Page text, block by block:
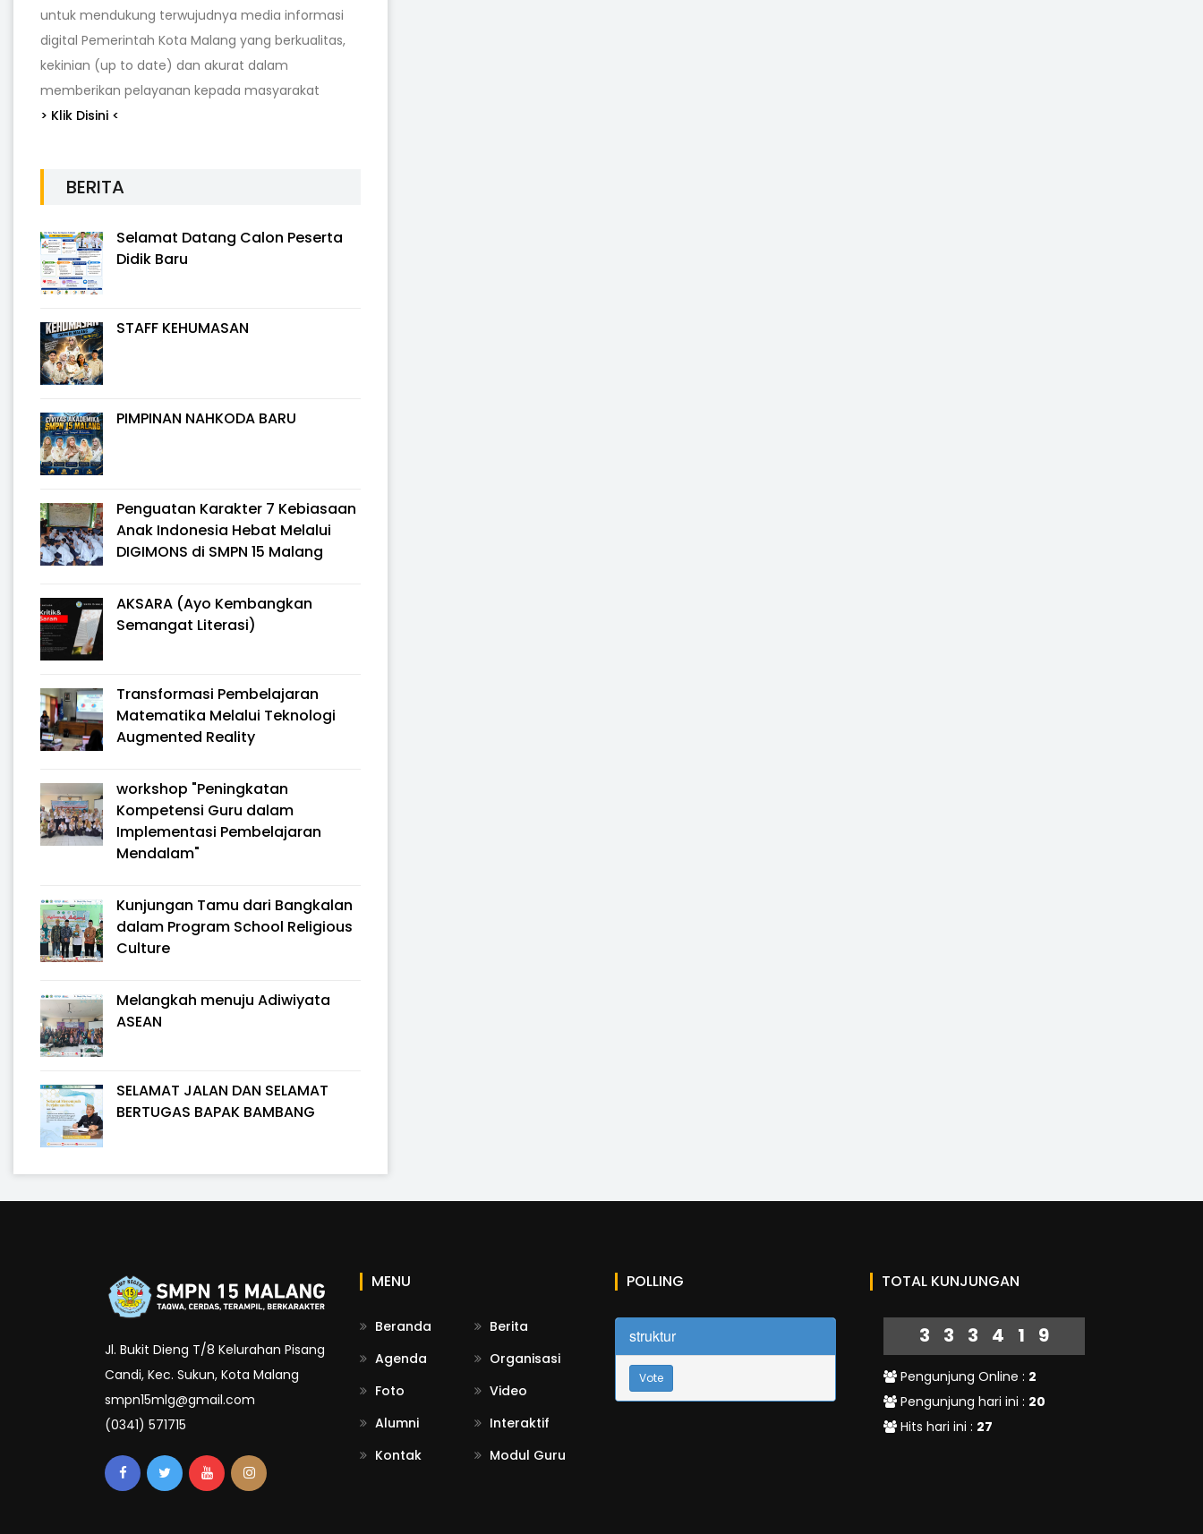
untuk mendukung terwujudnya media informasi
digital Pemerintah Kota Malang yang berkualitas,
kekinian (up to date) dan akurat dalam
memberikan pelayanan kepada masyarakat
> Klik Disini <
BERITA
Selamat Datang Calon Peserta
Didik Baru
STAFF KEHUMASAN
PIMPINAN NAHKODA BARU
Penguatan Karakter 7 Kebiasaan
Anak Indonesia Hebat Melalui
DIGIMONS di SMPN 15 Malang
AKSARA (Ayo Kembangkan
Semangat Literasi)
Transformasi Pembelajaran
Matematika Melalui Teknologi
Augmented Reality
workshop "Peningkatan
Kompetensi Guru dalam
Implementasi Pembelajaran
Mendalam"
Kunjungan Tamu dari Bangkalan
dalam Program School Religious
Culture
Melangkah menuju Adiwiyata
ASEAN
SELAMAT JALAN DAN SELAMAT
BERTUGAS BAPAK BAMBANG
Jl. Bukit Dieng T/8 Kelurahan Pisang
Candi, Kec. Sukun, Kota Malang
smpn15mlg@gmail.com
(0341) 571715
MENU
Beranda
Berita
Agenda
Organisasi
Foto
Video
Alumni
Interaktif
Kontak
Modul Guru
POLLING
struktur
Vote
TOTAL KUNJUNGAN
333419
Pengunjung Online : 2
Pengunjung hari ini : 20
Hits hari ini : 27